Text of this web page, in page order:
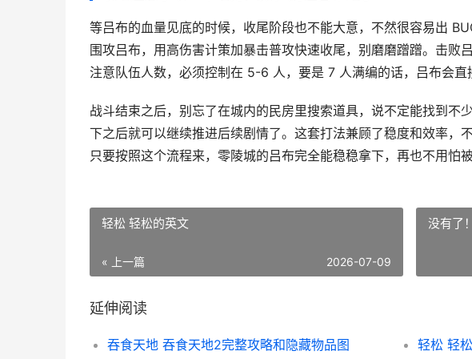
等吕布的血量见底的时候，收尾阶段也不能大意，不然很容易出
围攻吕布，用高伤害计策加暴击普攻快速收尾，别磨磨蹭蹭。击败
注意队伍人数，必须控制在 5-6 人，要是 7 人满编的话，吕布会直
战斗结束之后，别忘了在城内的民房里搜索道具，说不定能找到不
下之后就可以继续推进后续剧情了。这套打法兼顾了稳度和效率，
只要按照这个流程来，零陵城的吕布完全能稳稳拿下，再也不用怕
轻松 轻松的英文
« 上一篇 2026-07-09
没有了！
延伸阅读
吞食天地 吞食天地2完整攻略和隐藏物品图 轻松 轻